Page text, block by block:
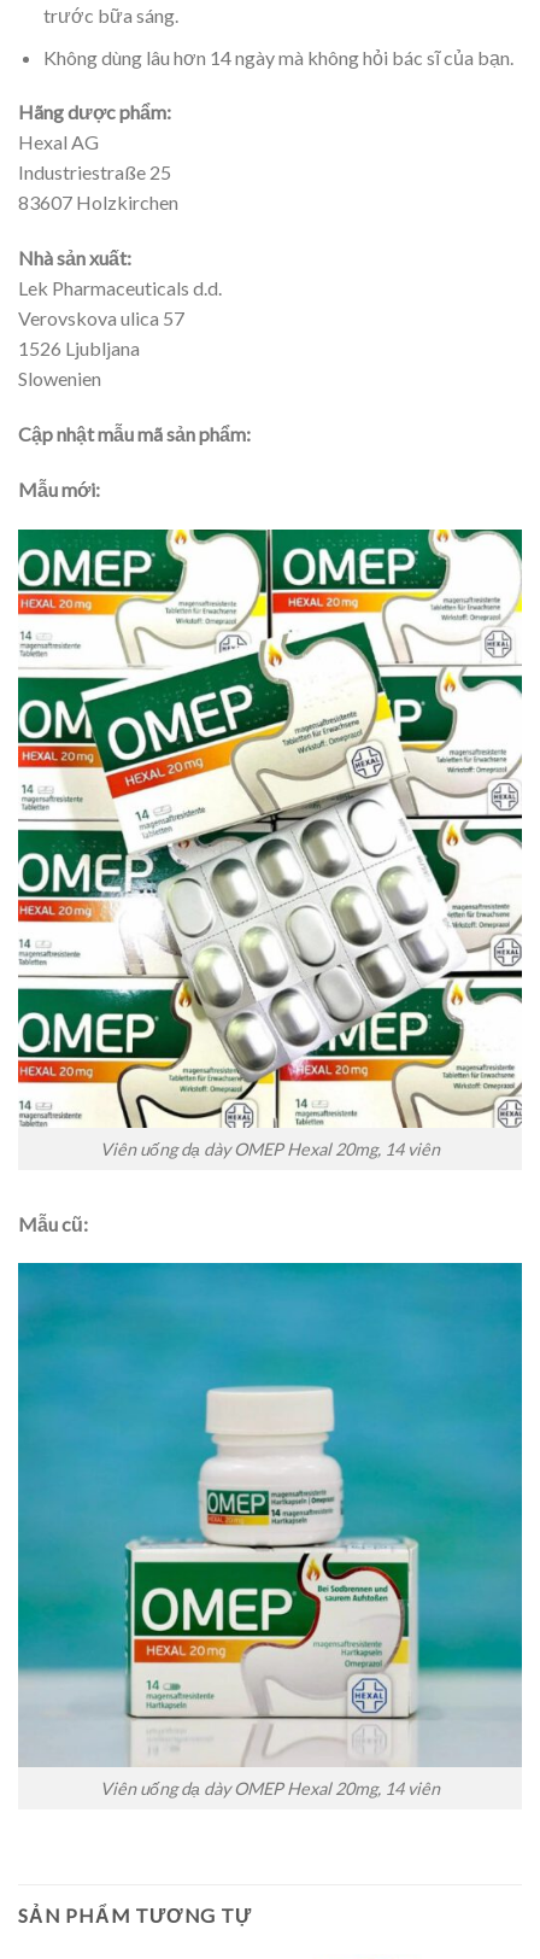
trước bữa sáng.
Không dùng lâu hơn 14 ngày mà không hỏi bác sĩ của bạn.
Hãng dược phẩm:
Hexal AG
Industriestraße 25
83607 Holzkirchen
Nhà sản xuất:
Lek Pharmaceuticals d.d.
Verovskova ulica 57
1526 Ljubljana
Slowenien
Cập nhật mẫu mã sản phẩm:
Mẫu mới:
Viên uống dạ dày OMEP Hexal 20mg, 14 viên
Mẫu cũ:
Viên uống dạ dày OMEP Hexal 20mg, 14 viên
SẢN PHẨM TƯƠNG TỰ